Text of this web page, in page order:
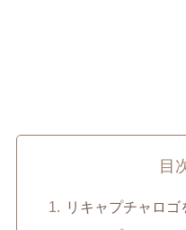
目
リキャプチャロ